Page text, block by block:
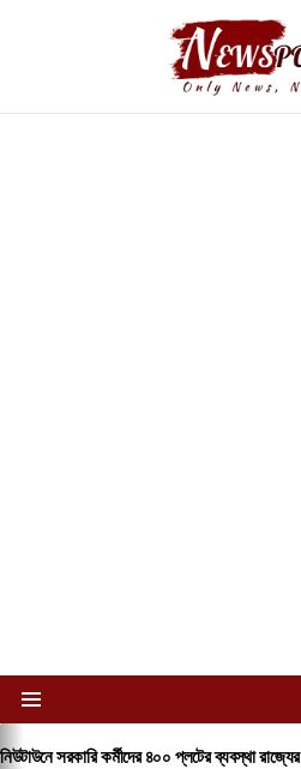
STORIES
নিউটাউনে সরকারি কর্মীদের ৪০০ প্লটের ব্যবস্থা রাজ্যের